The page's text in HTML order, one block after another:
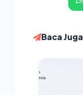
Baca Juga